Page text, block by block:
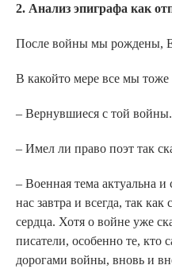
2. Анализ эпиграфа как
После войны мы рождены,
В какой­то мере все мы тоже
– Вернувшиеся с той
– Имел ли право поэт так
– Военная тема актуальна и
нас завтра и всегда, так
сердца. Хотя о войне уже
писатели, особенно те, кто
дорогами войны, вновь и